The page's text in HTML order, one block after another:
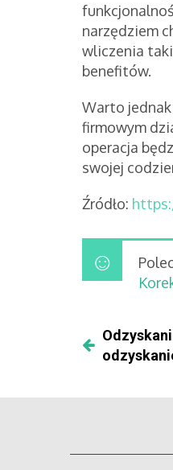
narzędziem
wliczenia
benefitów.
Warto
firmowym
operacja
swojej
Źródło: